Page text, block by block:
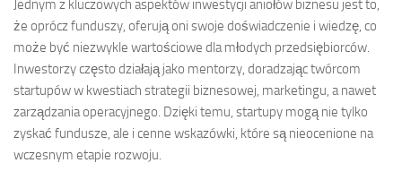
Jednym z kluczowych aspektów inwestycji aniołów biznesu jest to,
że oprócz funduszy, oferują oni swoje doświadczenie i wiedzę, co
może być niezwykle wartościowe dla młodych przedsiębiorców.
Inwestorzy często działają jako mentorzy, doradzając twórcom
startupów w kwestiach strategii biznesowej, marketingu, a nawet
zarządzania operacyjnego. Dzięki temu, startupy mogą nie tylko
zyskać fundusze, ale i cenne wskazówki, które są nieocenione na
wczesnym etapie rozwoju.